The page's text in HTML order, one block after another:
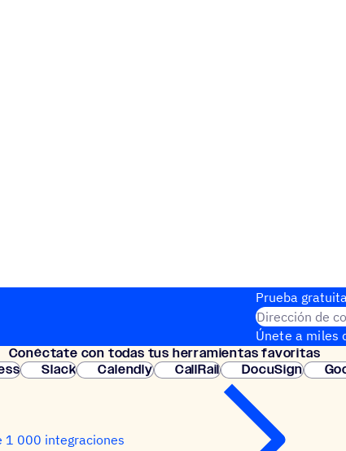
Prueba
Dirección de
Únete a miles
instantánea.
Conéc­tate con todas tus herramientas favoritas
Slack Calendly CallRail DocuSign
1 000 integraciones